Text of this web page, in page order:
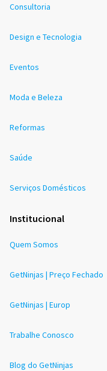
Consultoria
Design e Tecnologia
Eventos
Moda e Beleza
Reformas
Saúde
Serviços Domésticos
Institucional
Quem Somos
GetNinjas | Preço Fechado
GetNinjas | Europ
Trabalhe Conosco
Blog do GetNinjas